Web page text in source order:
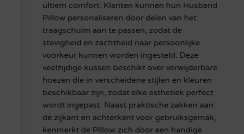
ultiem comfort. Klanten kunnen hun Husband
Pillow personaliseren door delen van het
traagschuim aan te passen, zodat de
stevigheid en zachtheid naar persoonlijke
voorkeur kunnen worden ingesteld. Deze
veelzijdige kussen beschikt over verwijderbare
hoezen die in verscheidene stijlen en kleuren
beschikbaar zijn, zodat elke esthetiek perfect
wordt ingepast. Naast praktische zakken aan
de zijkant en achterkant voor gebruiksgemak,
kenmerkt de Pillow zich door een handige